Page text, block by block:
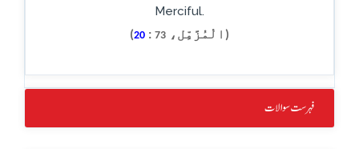
Merciful.
(الْمُزَّمِّل، 73
:
20
)
فہرست سوالات